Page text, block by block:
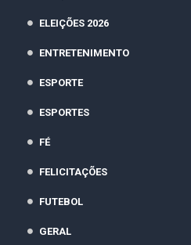
ELEIÇÕES 2026
ENTRETENIMENTO
ESPORTE
ESPORTES
FÉ
FELICITAÇÕES
FUTEBOL
GERAL